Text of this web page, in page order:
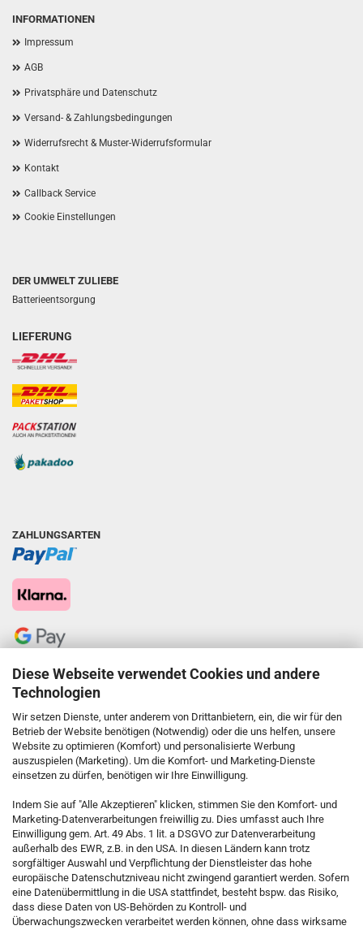
Diese Webseite verwendet Cookies und andere
Technologien
Wir setzen Dienste, unter anderem von Drittanbietern, ein, die wir für den
Betrieb der Website benötigen (Notwendig) oder die uns helfen, unsere
Website zu optimieren (Komfort) und personalisierte Werbung
auszuspielen (Marketing). Um die Komfort- und Marketing-Dienste
einsetzen zu dürfen, benötigen wir Ihre Einwilligung.
Indem Sie auf "Alle Akzeptieren" klicken, stimmen Sie den Komfort- und
Marketing-Datenverarbeitungen freiwillig zu. Dies umfasst auch Ihre
Einwilligung gem. Art. 49 Abs. 1 lit. a DSGVO zur Datenverarbeitung
außerhalb des EWR, z.B. in den USA. In diesen Ländern kann trotz
sorgfältiger Auswahl und Verpflichtung der Dienstleister das hohe
europäische Datenschutzniveau nicht zwingend garantiert werden. Sofern
eine Datenübermittlung in die USA stattfindet, besteht bspw. das Risiko,
dass diese Daten von US-Behörden zu Kontroll- und
Überwachungszwecken verarbeitet werden können, ohne dass wirksame
INFORMATIONEN
Impressum
AGB
Privatsphäre und Datenschutz
Versand- & Zahlungsbedingungen
Widerrufsrecht & Muster-Widerrufsformular
Kontakt
Callback Service
Cookie Einstellungen
DER UMWELT ZULIEBE
Batterieentsorgung
LIEFERUNG
ZAHLUNGSARTEN
KONTAKT
Kostenfreie Service-Hotline
0800 5892815
Callback Service